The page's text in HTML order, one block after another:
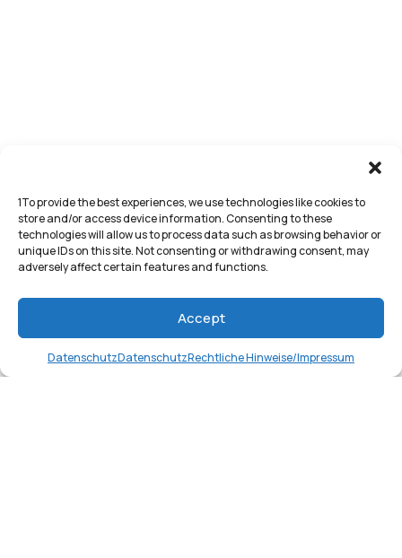
1To provide the best experiences, we use technologies like cookies to
store and/or access device information. Consenting to these
technologies will allow us to process data such as browsing behavior or
unique IDs on this site. Not consenting or withdrawing consent, may
adversely affect certain features and functions.
Accept
DatenschutzDatenschutzRechtliche Hinweise/Impressum